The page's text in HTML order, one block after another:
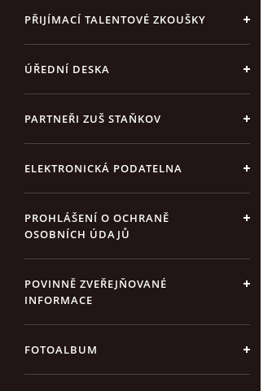
PŘIJÍMACÍ TALENTOVÉ ZKOUŠKY
ÚŘEDNÍ DESKA
PARTNEŘI ZUŠ STAŇKOV
ELEKTRONICKÁ PODATELNA
PROHLÁŠENÍ O OCHRANĚ
OSOBNÍCH ÚDAJŮ
POVINNĚ ZVEŘEJŇOVANÉ
INFORMACE
FOTOALBUM